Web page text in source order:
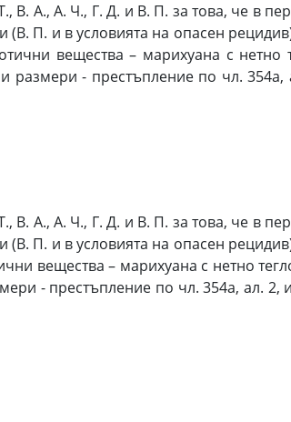
В. А., А. Ч., Г. Д. и В. П. за това, че в
(В. П. и в условията на опасен
вещества – марихуана с нетно
размери - престъпление по чл. 354а,
В. А., А. Ч., Г. Д. и В. П. за това, че в
(В. П. и в условията на опасен
вещества – марихуана с нетно
- престъпление по чл. 354а, ал. 2,